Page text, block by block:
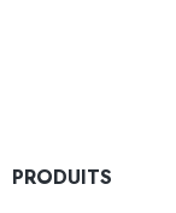
PRODUITS